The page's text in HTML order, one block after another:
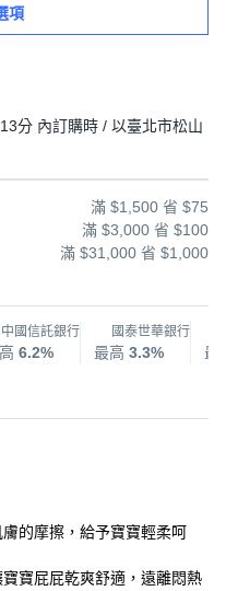
項
分 內訂購時 / 以臺北市松山
滿 $1,500 省 $75
滿 $3,000 省 $100
滿 $31,000 省 $1,000
中國信託銀行
6.2%
國泰世華銀行
最高 3.3% 最
的摩擦，給予寶寶輕柔呵
寶屁屁乾爽舒適，遠離悶熱